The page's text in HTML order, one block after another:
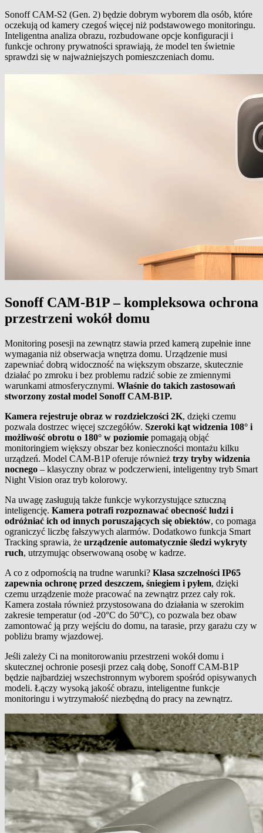
Sonoff CAM-S2 (Gen. 2) będzie dobrym wyborem dla osób, które
oczekują od kamery czegoś więcej niż podstawowego monitoringu.
Inteligentna analiza obrazu, rozbudowane opcje konfiguracji i
funkcje ochrony prywatności sprawiają, że model ten świetnie
sprawdzi się w najważniejszych pomieszczeniach domu.
Sonoff CAM-B1P – kompleksowa ochrona
przestrzeni wokół domu
Monitoring posesji na zewnątrz stawia przed kamerą zupełnie inne
wymagania niż obserwacja wnętrza domu. Urządzenie musi
zapewniać dobrą widoczność na większym obszarze, skutecznie
działać po zmroku i bez problemu radzić sobie ze zmiennymi
warunkami atmosferycznymi. Właśnie do takich zastosowań
stworzony został model Sonoff CAM-B1P.
Kamera rejestruje obraz w rozdzielczości 2K, dzięki czemu
pozwala dostrzec więcej szczegółów. Szeroki kąt widzenia 108° i
możliwość obrotu o 180° w poziomie pomagają objąć
monitoringiem większy obszar bez konieczności montażu kilku
urządzeń. Model CAM-B1P oferuje również trzy tryby widzenia
nocnego – klasyczny obraz w podczerwieni, inteligentny tryb Smart
Night Vision oraz tryb kolorowy.
Na uwagę zasługują także funkcje wykorzystujące sztuczną
inteligencję. Kamera potrafi rozpoznawać obecność ludzi i
odróżniać ich od innych poruszających się obiektów, co pomaga
ograniczyć liczbę fałszywych alarmów. Dodatkowo funkcja Smart
Tracking sprawia, że urządzenie automatycznie śledzi wykryty
ruch, utrzymując obserwowaną osobę w kadrze.
A co z odpornością na trudne warunki? Klasa szczelności IP65
zapewnia ochronę przed deszczem, śniegiem i pyłem, dzięki
czemu urządzenie może pracować na zewnątrz przez cały rok.
Kamera została również przystosowana do działania w szerokim
zakresie temperatur (od -20°C do 50°C), co pozwala bez obaw
zamontować ją przy wejściu do domu, na tarasie, przy garażu czy w
pobliżu bramy wjazdowej.
Jeśli zależy Ci na monitorowaniu przestrzeni wokół domu i
skutecznej ochronie posesji przez całą dobę, Sonoff CAM-B1P
będzie najbardziej wszechstronnym wyborem spośród opisywanych
modeli. Łączy wysoką jakość obrazu, inteligentne funkcje
monitoringu i wytrzymałość niezbędną do pracy na zewnątrz.